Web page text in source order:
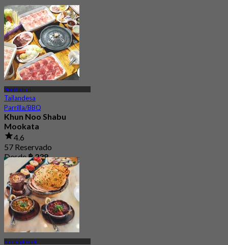
Nonthaburi
Tailandesa
Parrilla/BBQ
Khun Noo Shabu
Mookata
4.6
57 Reservado
Desde฿ 238
Ratchaphruek